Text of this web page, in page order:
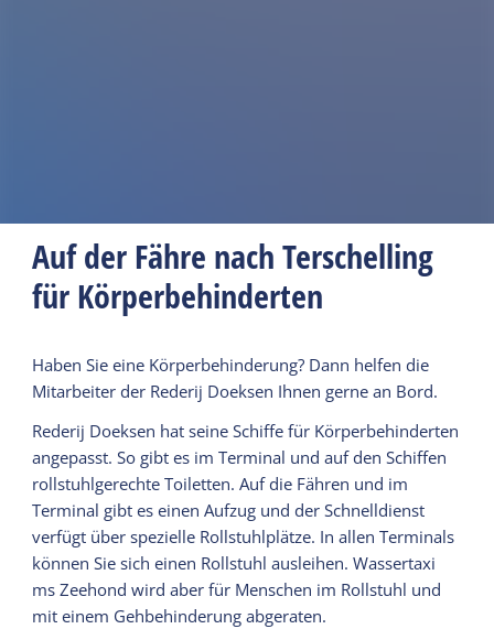
Auf der Fähre nach Terschelling
für Körperbehinderten
Haben Sie eine Körperbehinderung? Dann helfen die
Mitarbeiter der Rederij Doeksen Ihnen gerne an Bord.
Rederij Doeksen hat seine Schiffe für Körperbehinderten
angepasst. So gibt es im Terminal und auf den Schiffen
rollstuhlgerechte Toiletten. Auf die Fähren und im
Terminal gibt es einen Aufzug und der Schnelldienst
verfügt über spezielle Rollstuhlplätze. In allen Terminals
können Sie sich einen Rollstuhl ausleihen. Wassertaxi
ms Zeehond wird aber für Menschen im Rollstuhl und
mit einem Gehbehinderung abgeraten.